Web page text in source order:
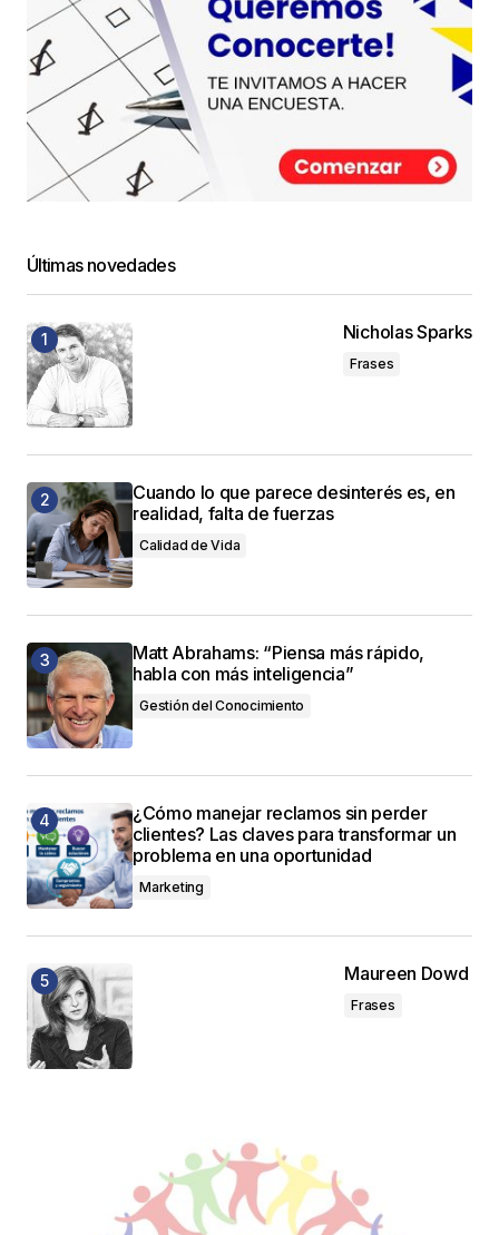
Últimas novedades
Nicholas Sparks
Frases
Cuando lo que parece desinterés es, en
realidad, falta de fuerzas
Calidad de Vida
Matt Abrahams: “Piensa más rápido,
habla con más inteligencia”
Gestión del Conocimiento
¿Cómo manejar reclamos sin perder
clientes? Las claves para transformar un
problema en una oportunidad
Marketing
Maureen Dowd
Frases